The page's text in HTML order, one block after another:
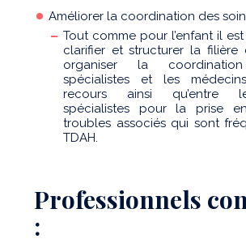
Améliorer la coordination des
Tout comme pour l’enfant il
clarifier et structurer la filière
organiser la
spécialistes et les
recours ainsi qu’entre
spécialistes pour la prise
troubles associés qui sont
TDAH.
Professionnels
: